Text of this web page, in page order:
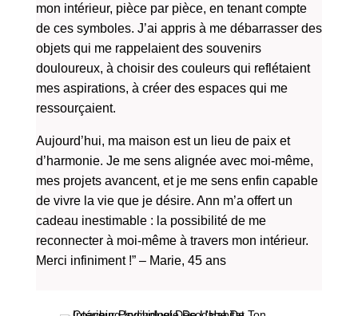
mon intérieur, pièce par pièce, en tenant compte
de ces symboles. J’ai appris à me débarrasser des
objets qui me rappelaient des souvenirs
douloureux, à choisir des couleurs qui reflétaient
mes aspirations, à créer des espaces qui me
ressourçaient.
Aujourd’hui, ma maison est un lieu de paix et
d’harmonie. Je me sens alignée avec moi-même,
mes projets avancent, et je me sens enfin capable
de vivre la vie que je désire. Ann m’a offert un
cadeau inestimable : la possibilité de me
reconnecter à moi-même à travers mon intérieur.
Merci infiniment !” – Marie, 45 ans